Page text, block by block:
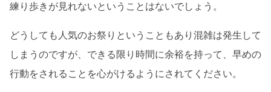
練り歩きが見れないということはないでしょう。
どうしても人気のお祭りということもあり混雑は発生して
しまうのですが、できる限り時間に余裕を持って、早めの
行動をされることを心がけるようにされてください。